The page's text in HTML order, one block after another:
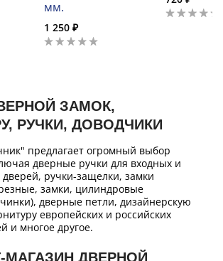
мм.
1 250 ₽
ЗАМОК,
РУЧКИ, ДОВОДЧИКИ
предлагает огромный выбор
дверные ручки для входных и
ручки-защелки, замки
замки, цилиндровые
дверные петли, дизайнерскую
европейских и российских
и многое другое.
МАГАЗИН ДВЕРНОЙ